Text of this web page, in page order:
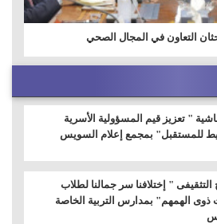
التعاون في المجال الصحي
" تعزيز قيم المسؤولية الأسرية
للمستقبل" بمجمع إعلام السويس
التثقيفى " إختلافنا سر جمالنا لطلاب
ذوى الهمهم" بمدارس التربية الخاصة